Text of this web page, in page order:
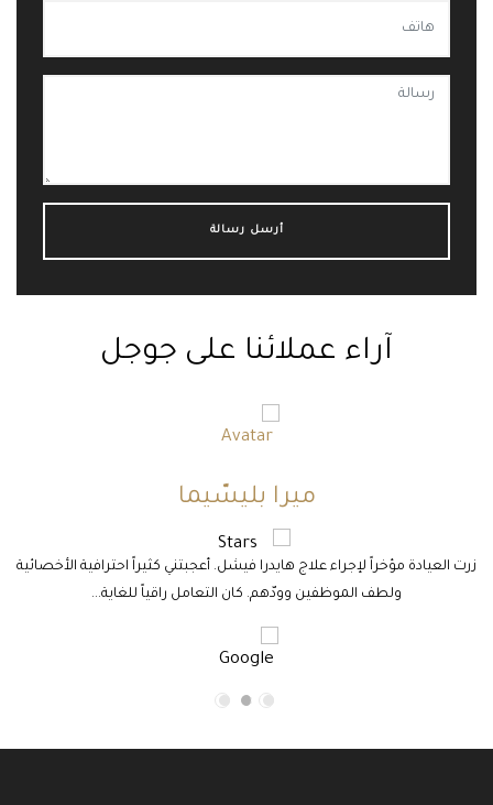
آراء عملائنا على جوجل
ميرا بليسّيما
زرت العيادة مؤخراً لإجراء علاج هايدرا فيشل. أعجبتني كثيراً احترافية الأخصائية
ولطف الموظفين وودّهم. كان التعامل راقياً للغاية...